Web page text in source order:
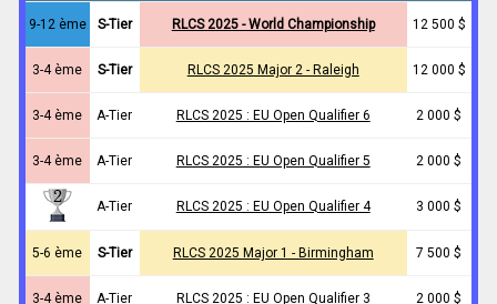
9-12 ème S-Tier RLCS 2025 - World Championship 12 500 $
3-4 ème S-Tier RLCS 2025 Major 2 - Raleigh 12 000 $
3-4 ème A-Tier RLCS 2025 : EU Open Qualifier 6 2 000 $
3-4 ème A-Tier RLCS 2025 : EU Open Qualifier 5 2 000 $
A-Tier RLCS 2025 : EU Open Qualifier 4 3 000 $
5-6 ème S-Tier RLCS 2025 Major 1 - Birmingham 7 500 $
3-4 ème A-Tier RLCS 2025 : EU Open Qualifier 3 2 000 $